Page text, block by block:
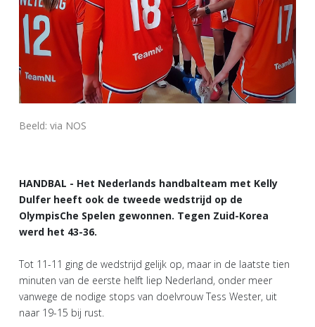
Beeld: via NOS
HANDBAL - Het Nederlands handbalteam met Kelly
Dulfer heeft ook de tweede wedstrijd op de
OlympisChe Spelen gewonnen. Tegen Zuid-Korea
werd het 43-36.
Tot 11-11 ging de wedstrijd gelijk op, maar in de laatste tien
minuten van de eerste helft liep Nederland, onder meer
vanwege de nodige stops van doelvrouw Tess Wester, uit
naar 19-15 bij rust.